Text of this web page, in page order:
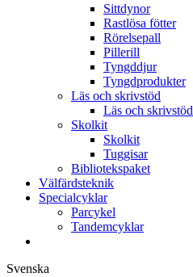
Sittdynor
Rastlösa fötter
Rörelsepall
Pillerill
Tyngddjur
Tyngdprodukter
Läs och skrivstöd
Läs och skrivstöd
Skolkit
Skolkit
Tuggisar
Bibliotekspaket
Välfärdsteknik
Specialcyklar
Parcykel
Tandemcyklar
Svenska